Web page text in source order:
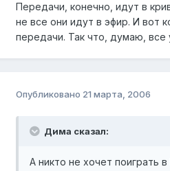
Передачи, конечно, идут в
не все они идут в эфир. И вот
передачи. Так что, думаю, все
Опубликовано 21 марта, 2006
Дима сказал:
А никто не хочет